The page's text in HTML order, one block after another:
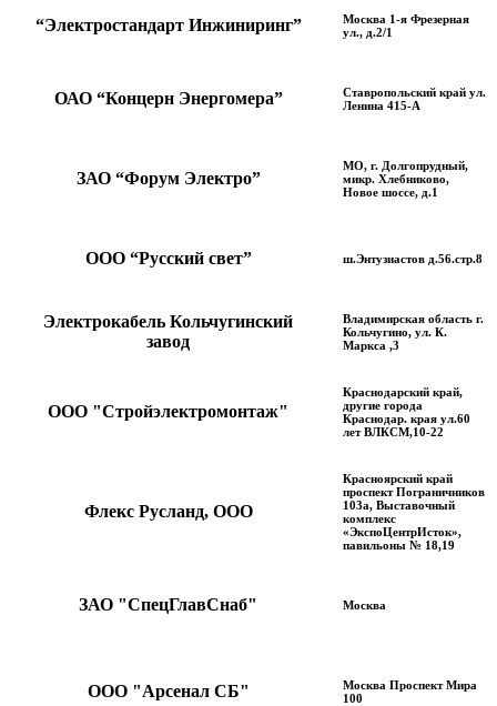
“Электростандарт Инжиниринг”
Москва 1-я Фрезерная
ул., д.2/1
ОАО “Концерн Энергомера”
Ставропольский край ул.
Ленина 415-А
ЗАО “Форум Электро”
МО, г. Долгопрудный,
микр. Хлебниково,
Новое шоссе, д.1
ООО “Русский свет” ш.Энтузиастов д.56.стр.8
Электрокабель Кольчугинский
завод
Владимирская область г.
Кольчугино, ул. К.
Маркса ,3
ООО "Стройэлектромонтаж"
Краснодарский край,
другие города
Краснодар. края ул.60
лет ВЛКСМ,10-22
Флекс Русланд, ООО
Красноярский край
проспект Пограничников
103а, Выставочный
комплекс
«ЭкспоЦентрИсток»,
павильоны № 18,19
ЗАО "СпецГлавСнаб" Москва
ООО "Арсенал СБ"
Москва Проспект Мира
100